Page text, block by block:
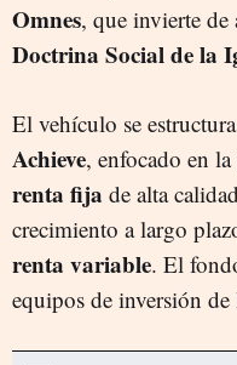
Omnes, que invierte
Doctrina Social de la
El vehículo se
Achieve, enfocado en
renta fija de alta
crecimiento a largo
renta variable. El
equipos de inversión de